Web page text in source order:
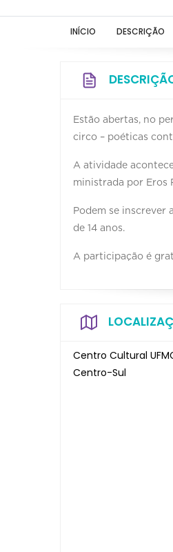
INÍCIO DESCRIÇÃO
Estão abertas, no
circo – poéticas
A atividade
ministrada por Eros
Podem se inscrever
de 14 anos.
A participação é
Centro Cultural
Centro-Sul